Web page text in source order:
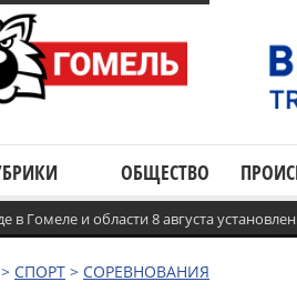
ОБЩЕСТВО
в Гомеле и области 8 августа
> СПОРТ > СОРЕВНОВАНИЯ